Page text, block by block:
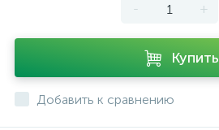
- +
Купить
Добавить к сравнению